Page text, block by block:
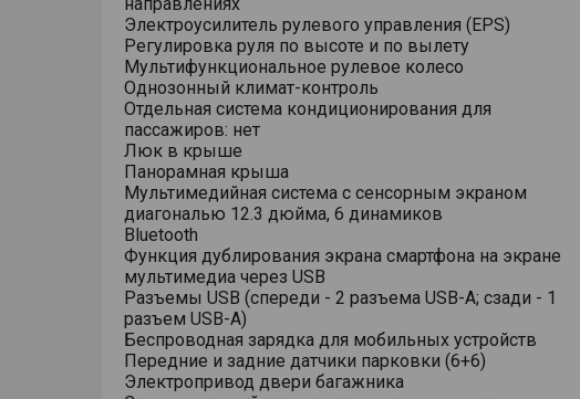
Электроусилитель рулевого управления (EPS)
Регулировка руля по высоте и по вылету
Мультифункциональное рулевое колесо
Однозонный климат-контроль
Отдельная система кондиционирования для
пассажиров: нет
Люк в крыше
Панорамная крыша
Мультимедийная система с сенсорным экраном
диагональю 12.3 дюйма, 6 динамиков
Bluetooth
Функция дублирования экрана смартфона на экране
мультимедиа через USB
Разъемы USB (спереди - 2 разъема USB-A; сзади - 1
разъем USB-A)
Беспроводная зарядка для мобильных устройств
Передние и задние датчики парковки (6+6)
Электропривод двери багажника